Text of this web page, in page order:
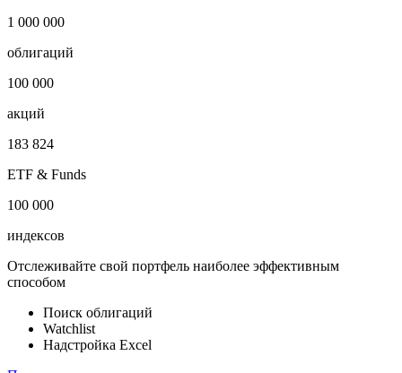
1 000 000
облигаций
100 000
акций
183 824
ETF & Funds
100 000
индексов
Отслеживайте свой портфель наиболее эффективным
способом
Поиск облигаций
Watchlist
Надстройка Excel